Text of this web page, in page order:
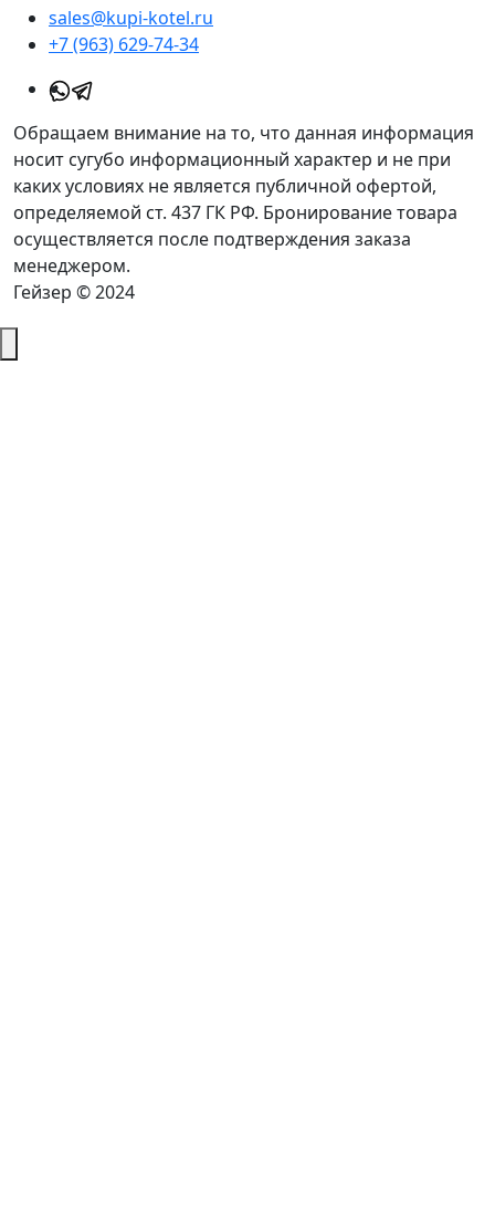
sales@kupi-kotel.ru
+7 (963) 629-74-34
Обращаем внимание на то, что данная информация
носит сугубо информационный характер и не при
каких условиях не является публичной офертой,
определяемой ст. 437 ГК РФ. Бронирование товара
осуществляется после подтверждения заказа
менеджером.
Гейзер © 2024